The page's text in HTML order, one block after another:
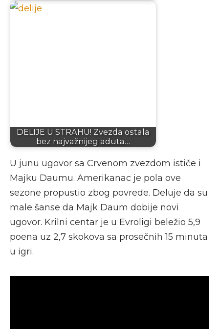
DELIJE U STRAHU! Zvezda ostala
bez najvažnijeg aduta…
U junu ugovor sa Crvenom zvezdom ističe i
Majku Daumu. Amerikanac je pola ove
sezone propustio zbog povrede. Deluje da su
male šanse da Majk Daum dobije novi
ugovor. Krilni centar je u Evroligi beležio 5,9
poena uz 2,7 skokova sa prosečnih 15 minuta
u igri.